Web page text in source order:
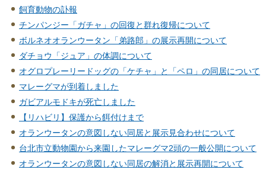
飼育動物の訃報
チンパンジー「ガチャ」の回復と群れ復帰について
ボルネオオランウータン「弟路郎」の展示再開について
ダチョウ「ジュア」の体調について
オグロプレーリードッグの「ケチャ」と「ペロ」の同居について
マレーグマが到着しました
ガビアルモドキが死亡しました
【リハビリ】保護から餌付けまで
オランウータンの意図しない同居と展示見合わせについて
台北市立動物園から来園したマレーグマ2頭の一般公開について
オランウータンの意図しない同居の解消と展示再開について